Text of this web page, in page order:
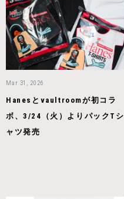
Mar 31, 2026
Hanesとvaultroomが初コラ
ボ、3/24（火）よりパックTシ
ャツ発売